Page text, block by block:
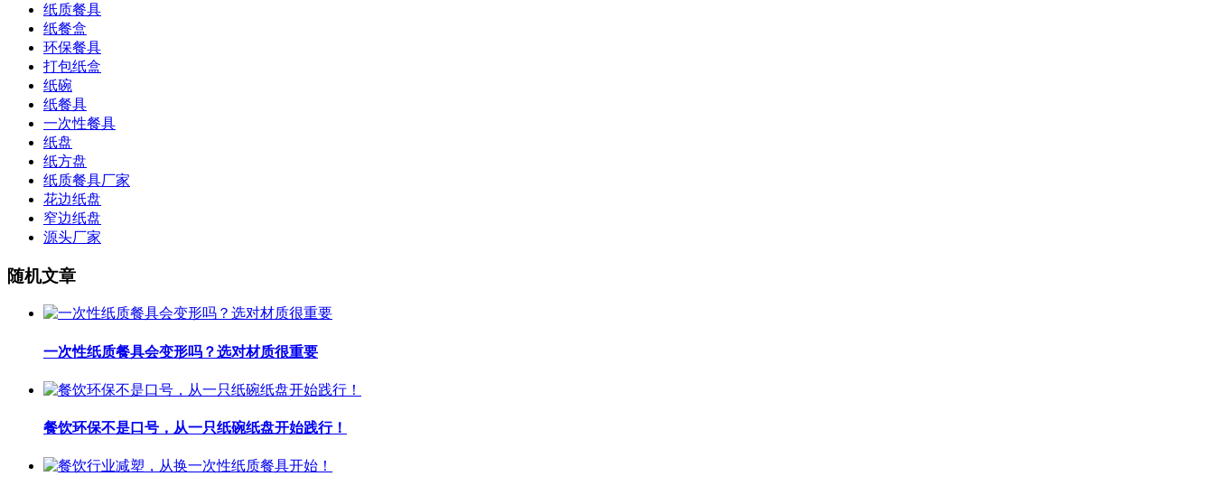
纸质餐具
纸餐盒
环保餐具
打包纸盒
纸碗
纸餐具
一次性餐具
纸盘
纸方盘
纸质餐具厂家
花边纸盘
窄边纸盘
源头厂家
随机文章
一次性纸质餐具会变形吗？选对材质很重要
餐饮环保不是口号，从一只纸碗纸盘开始践行！